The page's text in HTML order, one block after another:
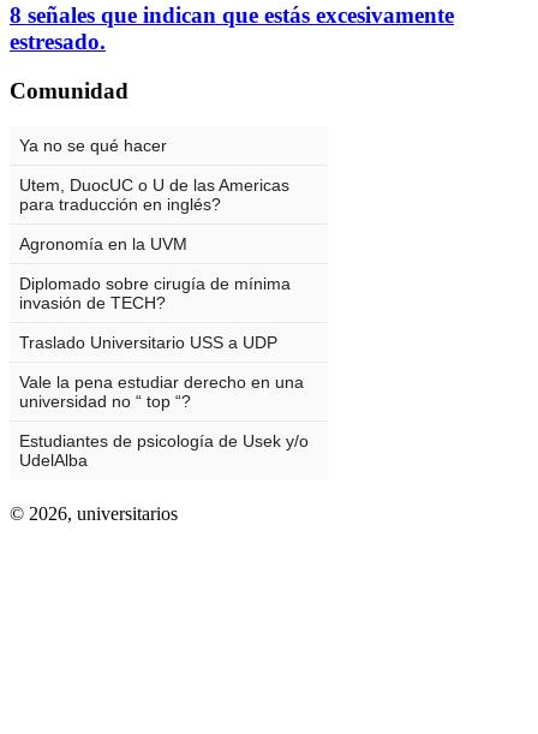
8 señales que indican que estás excesivamente
estresado.
Comunidad
© 2026, universitarios